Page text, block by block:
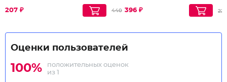
207 ₽ 440 396 ₽
Оценки пользователей
100%
положительных оценок
из 1